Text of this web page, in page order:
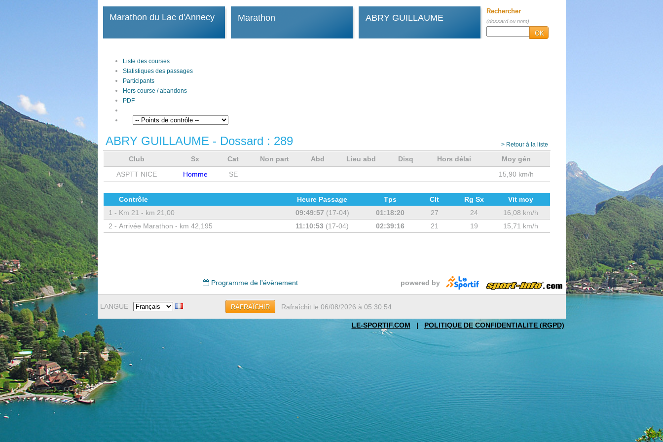
Marathon du Lac d'Annecy Marathon ABRY GUILLAUME
Rechercher
(dossard ou nom)
OK
Liste des courses
Statistiques des passages
Participants
Hors course / abandons
PDF
ABRY GUILLAUME - Dossard : 289 > Retour à la liste
Club Sx Cat Non part Abd Lieu abd Disq Hors délai
Moy gén
ASPTT NICE
Homme SE 15,90 km/h
Contrôle Heure Passage Tps Clt Rg Sx
Vit moy
1 - Km 21 - km 21,00 09:49:57 (17-04) 01:18:20 27 24
16,08 km/h
2 - Arrivée Marathon - km 42,195 11:10:53 (17-04) 02:39:16 21 19 15,71 km/h
Programme de l'évènement powered by
LANGUE RAFRAÎCHIR Rafraîchit le 06/08/2026 à 05:30:54
LE-SPORTIF.COM | POLITIQUE DE CONFIDENTIALITE (RGPD)